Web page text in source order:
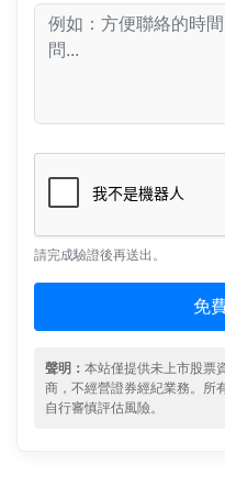
請完成驗證後再送出。
免
聲明： 本站僅提供未上市股票
商，不經營證券經紀業務。所
自行審慎評估風險。